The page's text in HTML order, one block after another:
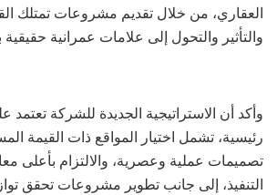
العقاري، من خلال تقديم مشروعات تمتلك
والتأثير والتحول إلى علامات عمرانية
وأكد أن الاستراتيجية الجديدة للشركة تعتمد
رئيسية، تشمل اختيار المواقع ذات القيمة
تصميمات عملية وعصرية، والالتزام بأعلى
التنفيذ، إلى جانب تطوير مشروعات تحقق